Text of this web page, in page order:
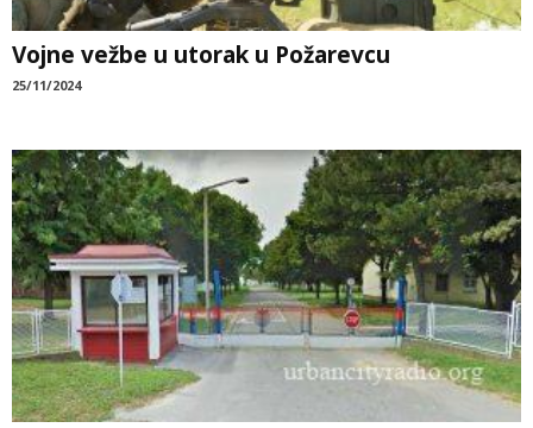
Vojne vežbe u utorak u Požarevcu
25/11/2024